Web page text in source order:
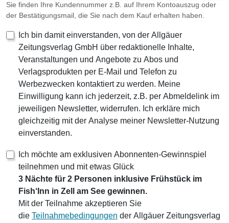
Sie finden Ihre Kundennummer z.B. auf Ihrem Kontoauszug oder
der Bestätigungsmail, die Sie nach dem Kauf erhalten haben.
Ich bin damit einverstanden, von der Allgäuer
Zeitungsverlag GmbH über redaktionelle Inhalte,
Veranstaltungen und Angebote zu Abos und
Verlagsprodukten per E-Mail und Telefon zu
Werbezwecken kontaktiert zu werden. Meine
Einwilligung kann ich jederzeit, z.B. per Abmeldelink im
jeweiligen Newsletter, widerrufen. Ich erkläre mich
gleichzeitig mit der Analyse meiner Newsletter-Nutzung
einverstanden.
Ich möchte am exklusiven Abonnenten-Gewinnspiel
teilnehmen und mit etwas Glück
3 Nächte für 2 Personen inklusive Frühstück im
Fish‘Inn in Zell am See gewinnen.
Mit der Teilnahme akzeptieren Sie
die Teilnahmebedingungen der Allgäuer Zeitungsverlag